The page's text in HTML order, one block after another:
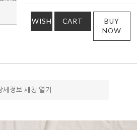
WISH CART
BUY
NOW
세정보 새창 열기